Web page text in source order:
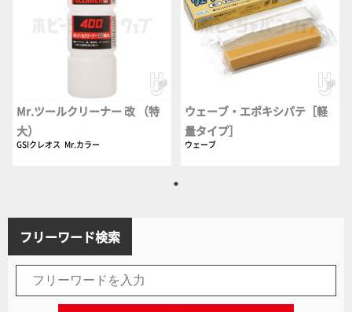
Mr.ツールクリーナー 改 （特
大）
GSIクレオス Mr.カラー
ウェーブ・エポキシパテ［軽
量タイプ］
ウェーブ
フリーワード検索